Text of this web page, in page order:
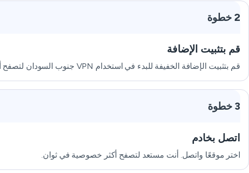
2 خطوة
قم بتثبيت الإضافة
قم بتثبيت الإضافة الخفيفة للبدء في استخدام VPN جنوب السودان لتصفح أكثر أمانًا.
3 خطوة
اتصل بخادم
اختر موقعًا واتصل. أنت مستعد لتصفح أكثر خصوصية في ثوان.